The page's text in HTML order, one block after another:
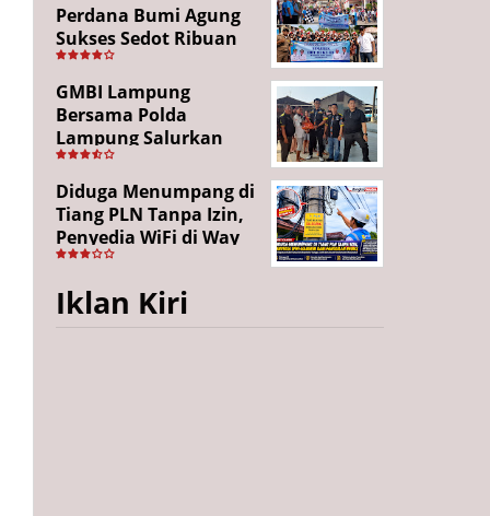
Perdana Bumi Agung
Sukses Sedot Ribuan
Penonton, Enam
Lingkungan Tampil All
Out
GMBI Lampung
Bersama Polda
Lampung Salurkan
Puluhan Paket
Sembako di
Bakauheni, Wujud
Kepedulian Sambut
HUT RI ke-81
Diduga Menumpang di
Tiang PLN Tanpa Izin,
Penyedia WiFi di Way
Kanan Mangkir dari
Iklan Kiri